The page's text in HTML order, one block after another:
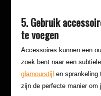
5. Gebruik
te voegen
Accessoires kunnen een
zoek bent naar een
glamourstijl en sprankeling
zijn de perfecte manier om